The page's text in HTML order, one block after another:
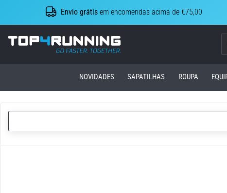
Envio grátis em encomendas acima de €75,00
Top4Running.pt
NOVIDADES SAPATILHAS ROUPA